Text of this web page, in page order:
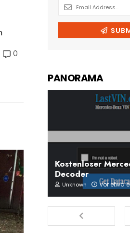
0
PANORAMA
Kostenloser
Decoder
Unknown vor etwa